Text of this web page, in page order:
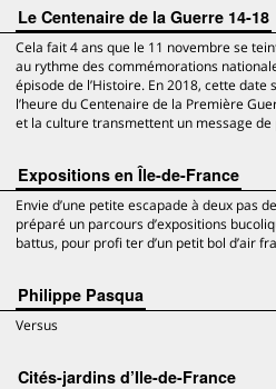
Le Centenaire de la Guerre 14-18
Cela fait 4 ans que le 11 novembre se
au rythme des commémorations
épisode de l’Histoire. En 2018, cette date
l’heure du Centenaire de la Première
et la culture transmettent un message de
Expositions en Île-de-France
Envie d’une petite escapade à deux pas
préparé un parcours d’expositions
battus, pour profi ter d’un petit bol d’air
Philippe Pasqua
Versus
Cités-jardins d’Ile-de-France